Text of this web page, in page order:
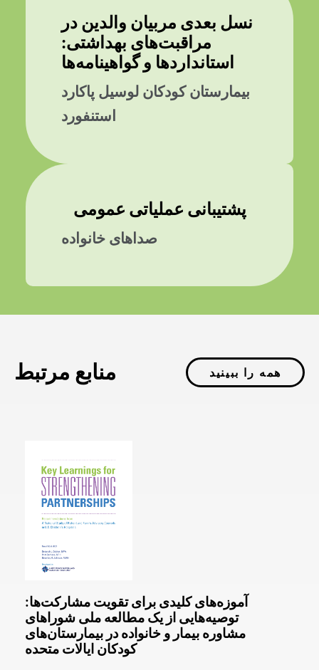
نسل بعدی مربیان والدین در
مراقبت‌های بهداشتی:
استانداردها و گواهینامه‌ها
بیمارستان کودکان لوسیل پاکارد
استنفورد
پشتیبانی عملیاتی عمومی
صداهای خانواده
منابع مرتبط همه را ببینید
آموزه‌های کلیدی برای تقویت مشارکت‌ها:
توصیه‌هایی از یک مطالعه ملی شوراهای
مشاوره بیمار و خانواده در بیمارستان‌های
کودکان ایالات متحده